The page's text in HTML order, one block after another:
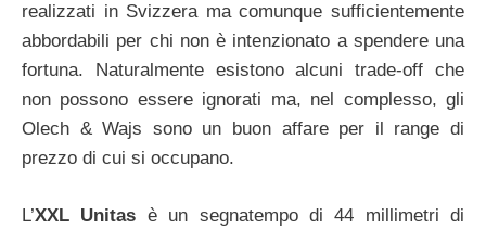
realizzati in Svizzera ma comunque sufficientemente
abbordabili per chi non è intenzionato a spendere una
fortuna. Naturalmente esistono alcuni trade-off che
non possono essere ignorati ma, nel complesso, gli
Olech & Wajs sono un buon affare per il range di
prezzo di cui si occupano.
L’XXL Unitas è un segnatempo di 44 millimetri di